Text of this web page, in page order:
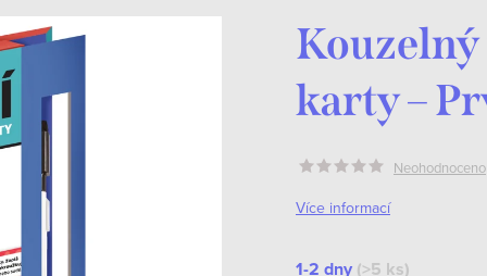
karty –
Neohodnoceno
Více informací
1-2 dny (>5 ks)